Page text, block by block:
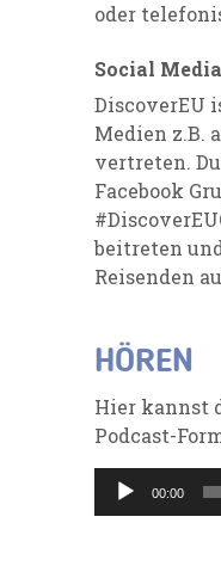
oder
Social Media
DiscoverEU
Medien z.B.
vertreten.
Facebook
beitreten
Reisenden
HÖREN
Hier kannst
Podcast-
Audio-
Player
00:00